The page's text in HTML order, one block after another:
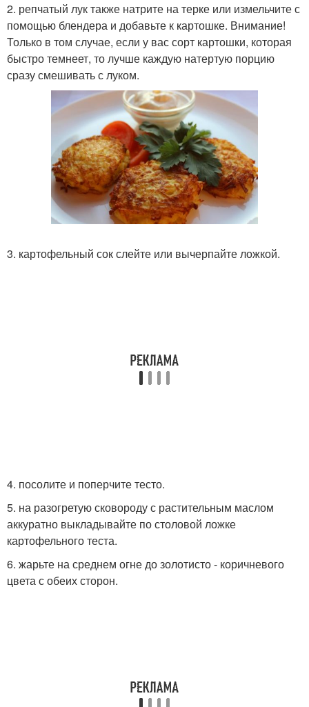
2. репчатый лук также натрите на терке или измельчите с
помощью блендера и добавьте к картошке. Внимание!
Только в том случае, если у вас сорт картошки, которая
быстро темнеет, то лучше каждую натертую порцию
сразу смешивать с луком.
3. картофельный сок слейте или вычерпайте ложкой.
4. посолите и поперчите тесто.
5. на разогретую сковороду с растительным маслом
аккуратно выкладывайте по столовой ложке
картофельного теста.
6. жарьте на среднем огне до золотисто - коричневого
цвета с обеих сторон.